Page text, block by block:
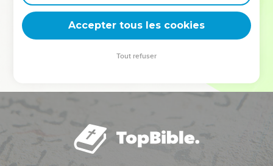
deviennent vos tremplins. Que vous guidiez un ministère, une
équipe, un groupe ou une famille, leur expérience est faite
Accepter tous les cookies
Tout refuser